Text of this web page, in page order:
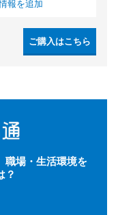
報を追加
ご購入はこちら
職場・生活環境を
？